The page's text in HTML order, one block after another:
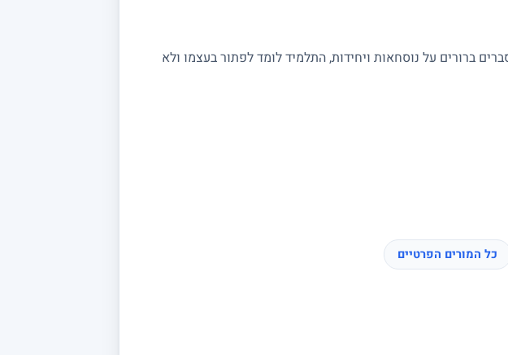
ברורים על נוסחאות ויחידות, התלמיד לומד לפתור בעצמו ולא
כל המורים הפרטיים